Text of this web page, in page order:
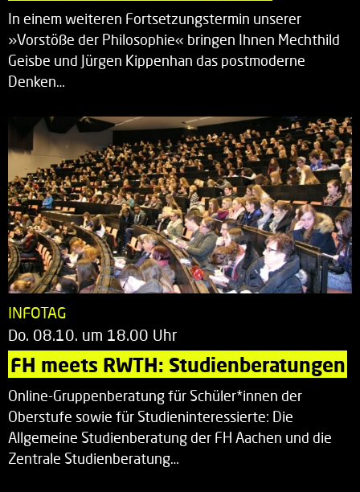
In einem weiteren Fortsetzungstermin unserer
»Vorstöße der Philosophie« bringen Ihnen Mechthild
Geisbe und Jürgen Kippenhan das postmoderne
Denken…
INFOTAG
Do. 08.10. um 18.00 Uhr
FH meets RWTH: Studienberatungen
Online-Gruppenberatung für Schüler*innen der
Oberstufe sowie für Studieninteressierte: Die
Allgemeine Studienberatung der FH Aachen und die
Zentrale Studienberatung…